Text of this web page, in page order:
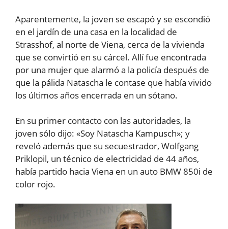
Aparentemente, la joven se escapó y se escondió
en el jardín de una casa en la localidad de
Strasshof, al norte de Viena, cerca de la vivienda
que se convirtió en su cárcel. Allí fue encontrada
por una mujer que alarmó a la policía después de
que la pálida Natascha le contase que había vivido
los últimos años encerrada en un sótano.
En su primer contacto con las autoridades, la
joven sólo dijo: «Soy Natascha Kampusch»; y
reveló además que su secuestrador, Wolfgang
Priklopil, un técnico de electricidad de 44 años,
había partido hacia Viena en un auto BMW 850i de
color rojo.